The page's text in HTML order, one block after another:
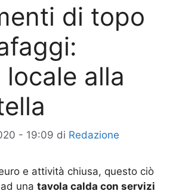
di topo
alla
- 19:09 di Redazione
e attività chiusa, questo ciò
una tavola calda con servizi